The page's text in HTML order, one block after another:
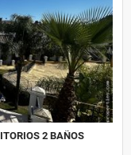
2 BAÑOS